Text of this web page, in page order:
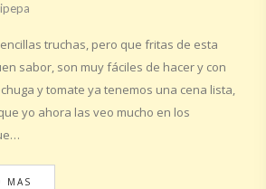
truchas, pero que fritas de esta
sabor, son muy fáciles de hacer y con
y tomate ya tenemos una cena lista,
yo ahora las veo mucho en los
MAS